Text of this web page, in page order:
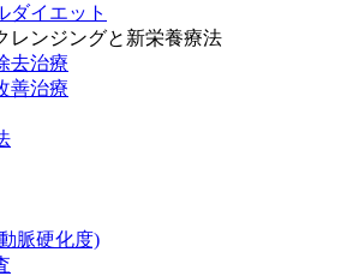
ダイエット
レンジングと新栄養療法
去治療
善治療
脈硬化度)